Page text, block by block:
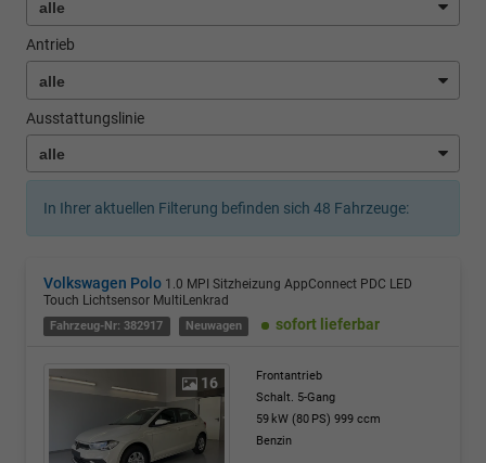
Antrieb
Ausstattungslinie
In Ihrer aktuellen Filterung befinden sich 48 Fahrzeuge:
Volkswagen Polo 1.0 MPI Sitzheizung AppConnect PDC LED
Touch Lichtsensor MultiLenkrad
Fahrzeug-Nr: 382917 Neuwagen sofort lieferbar
16
Frontantrieb
Schalt. 5-Gang
59 kW (80 PS) 999 ccm
Benzin